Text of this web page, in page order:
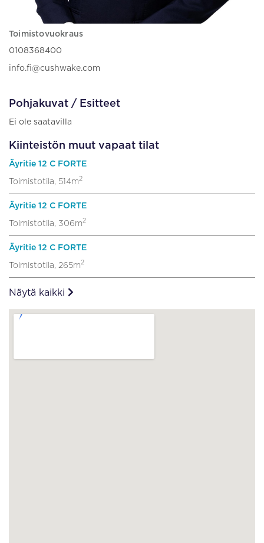
Toimistovuokraus
0108368400
info.fi@cushwake.com
Pohjakuvat / Esitteet
Ei ole saatavilla
Kiinteistön muut vapaat tilat
Äyritie 12 C FORTE
Toimistotila, 514m2
Äyritie 12 C FORTE
Toimistotila, 306m2
Äyritie 12 C FORTE
Toimistotila, 265m2
Näytä kaikki